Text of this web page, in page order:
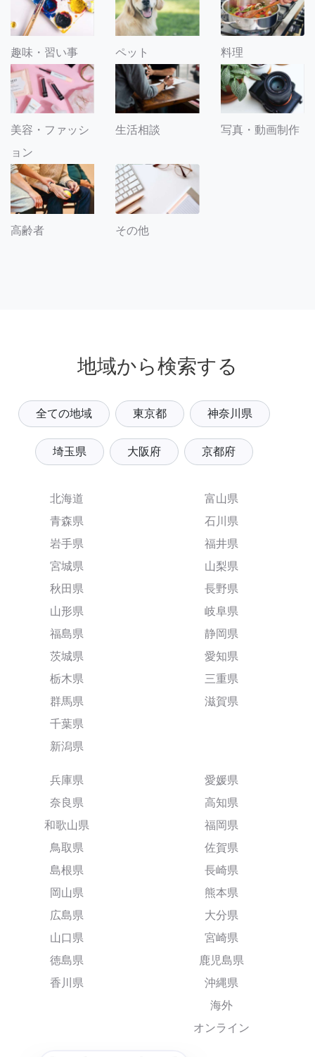
趣味・習い事 ペット 料理
美容・ファッシ
ョン
生活相談 写真・動画制作
高齢者 その他
地域から検索する
全ての地域 東京都 神奈川県
埼玉県 大阪府 京都府
北海道
青森県
岩手県
宮城県
秋田県
山形県
福島県
茨城県
栃木県
群馬県
千葉県
新潟県
富山県
石川県
福井県
山梨県
長野県
岐阜県
静岡県
愛知県
三重県
滋賀県
兵庫県
奈良県
和歌山県
鳥取県
島根県
岡山県
広島県
山口県
徳島県
香川県
愛媛県
高知県
福岡県
佐賀県
長崎県
熊本県
大分県
宮崎県
鹿児島県
沖縄県
海外
オンライン